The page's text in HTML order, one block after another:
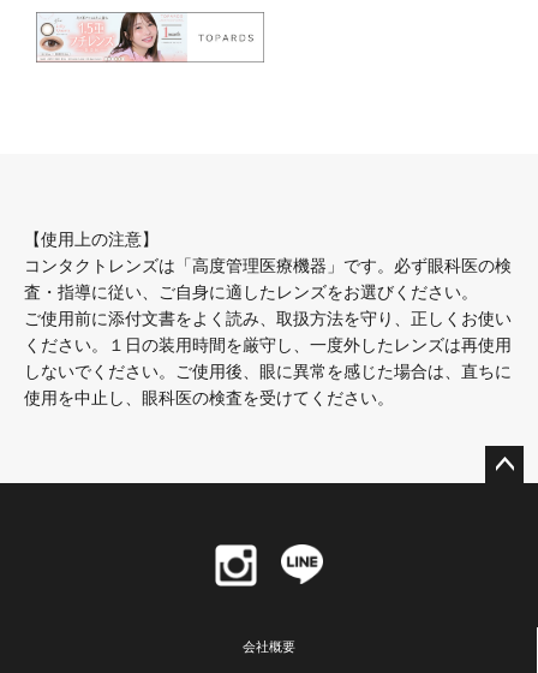
【使用上の注意】
コンタクトレンズは「高度管理医療機器」です。必ず眼科医の検
査・指導に従い、ご自身に適したレンズをお選びください。
ご使用前に添付文書をよく読み、取扱方法を守り、正しくお使い
ください。１日の装用時間を厳守し、一度外したレンズは再使用
しないでください。ご使用後、眼に異常を感じた場合は、直ちに
使用を中止し、眼科医の検査を受けてください。
会社概要